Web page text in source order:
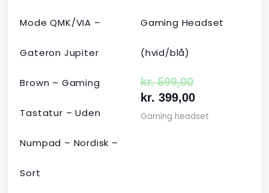
Mode QMK/VIA –
Gateron Jupiter
Brown – Gaming
Tastatur – Uden
Numpad – Nordisk –
Sort
Gaming Headset
(hvid/blå)
kr.599,00
kr. 399,00
Gaming headset